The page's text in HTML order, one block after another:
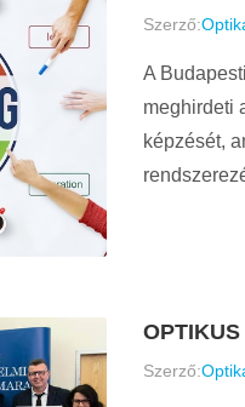
Szerző:
A
meghirdeti
képzését,
Szerző: